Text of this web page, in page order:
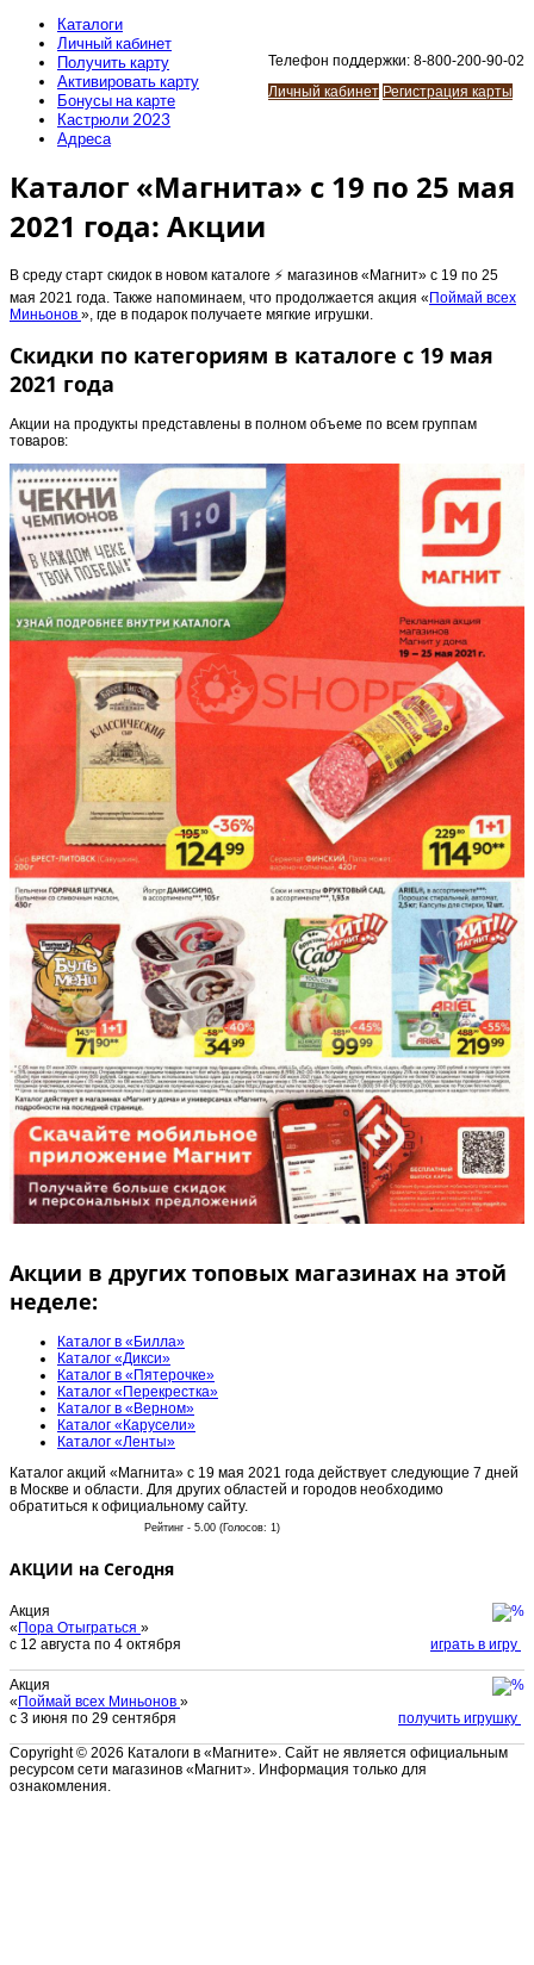
Телефон поддержки: 8-800-200-90-02
Личный кабинет Регистрация карты
Каталоги
Личный кабинет
Получить карту
Активировать карту
Бонусы на карте
Кастрюли 2023
Адреса
Каталог «Магнита» с 19 по 25 мая
2021 года: Акции
В среду старт скидок в новом каталоге ⚡️ магазинов «Магнит» с 19 по 25
мая 2021 года. Также напоминаем, что продолжается акция « Поймай всех
Миньонов », где в подарок получаете мягкие игрушки.
Скидки по категориям в каталоге с 19 мая
2021 года
Акции на продукты представлены в полном объеме по всем группам
товаров:
Акции в других топовых магазинах на этой
неделе:
Каталог в «Билла»
Каталог «Дикси»
Каталог в «Пятерочке»
Каталог «Перекрестка»
Каталог в «Верном»
Каталог «Карусели»
Каталог «Ленты»
Каталог акций «Магнита» с 19 мая 2021 года действует следующие 7 дней
в Москве и области. Для других областей и городов необходимо
обратиться к официальному сайту.
Рейтинг - 5.00 (Голосов: 1)
АКЦИИ на Сегодня
Акция
«Пора Отыграться »
с 12 августа по 4 октября
играть в игру
Акция
«Поймай всех Миньонов »
с 3 июня по 29 сентября
получить игрушку
Copyright © 2026 Каталоги в «Магните». Сайт не является официальным
ресурсом сети магазинов «Магнит». Информация только для
ознакомления.